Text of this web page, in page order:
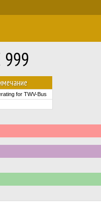
999
for TWV-Bus